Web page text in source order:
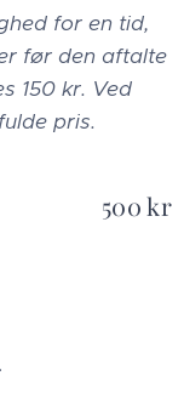
for en tid,
før den aftalte
150 kr. Ved
pris.
500 kr